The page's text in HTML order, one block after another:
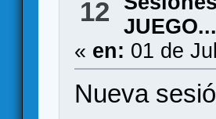
12
JUEGO...
« en: 01 de
Nueva